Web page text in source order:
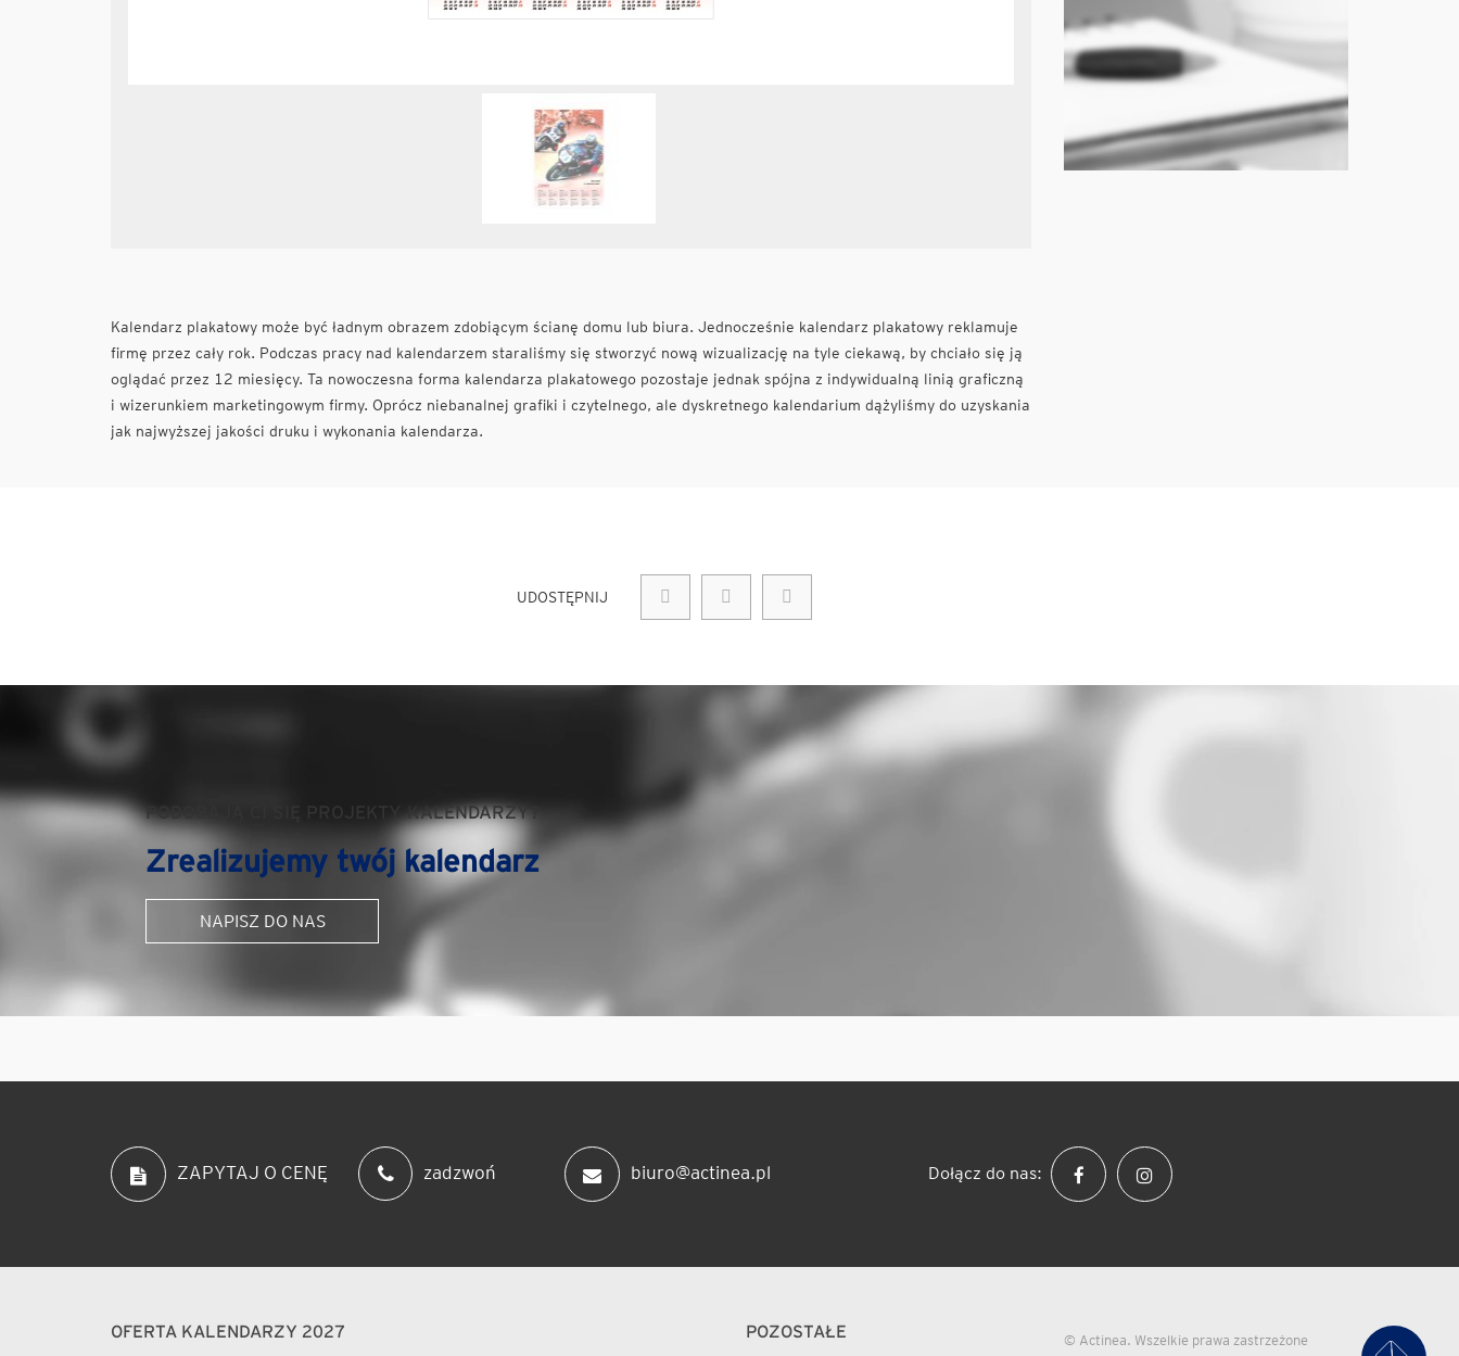
Kalendarz plakatowy może być ładnym obrazem zdobiącym ścianę domu lub biura. Jednocześnie kalendarz plakatowy reklamuje
firmę przez cały rok. Podczas pracy nad kalendarzem staraliśmy się stworzyć nową wizualizację na tyle ciekawą, by chciało się ją
oglądać przez 12 miesięcy. Ta nowoczesna forma kalendarza plakatowego pozostaje jednak spójna z indywidualną linią graficzną
i wizerunkiem marketingowym firmy. Oprócz niebanalnej grafiki i czytelnego, ale dyskretnego kalendarium dążyliśmy do uzyskania
jak najwyższej jakości druku i wykonania kalendarza.
UDOSTĘPNIJ
PODOBAJĄ CI SIĘ PROJEKTY KALENDARZY?
Zrealizujemy twój kalendarz
NAPISZ DO NAS
ZAPYTAJ O CENĘ zadzwoń biuro@actinea.pl Dołącz do nas:
OFERTA KALENDARZY 2027 POZOSTAŁE © Actinea. Wszelkie prawa zastrzeżone